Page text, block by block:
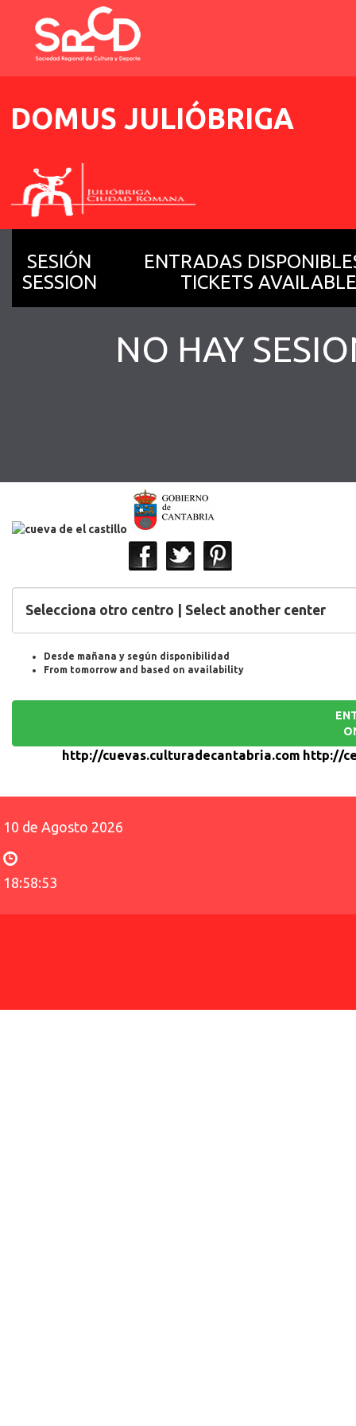
DOMUS JULIÓBRIGA
SESIÓN
SESSION
ENTRADAS
TICKETS
NO HAY
Desde mañana y según disponibilidad
From tomorrow and based on availability
http://cuevas.culturadecantabria.com http://
10 de Agosto 2026
18:58:53